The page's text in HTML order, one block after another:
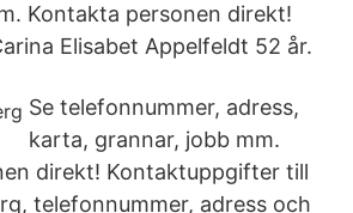
Kontakta personen direkt!
Elisabet Appelfeldt 52 år.
Se telefonnummer, adress,
karta, grannar, jobb mm.
direkt! Kontaktuppgifter till
telefonnummer, adress och